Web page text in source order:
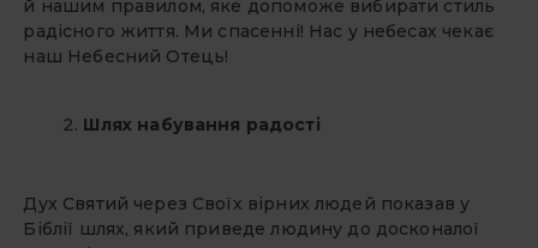
й нашим правилом, яке допоможе вибирати стиль
радісного життя. Ми спасенні! Нас у небесах чекає
наш Небесний Отець!
Шлях набування радості
Дух Святий через Своїх вірних людей показав у
Біблії шлях, який приведе людину до досконалої